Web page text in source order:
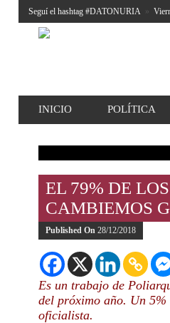
Seguí el hashtag #DATONURIA »
INICIO POLÍTICA
EL 79% DE
CAMBIEMOS
Published On 28/12/2018
Es un trabajo de
del próximo año. Un
oficialista.